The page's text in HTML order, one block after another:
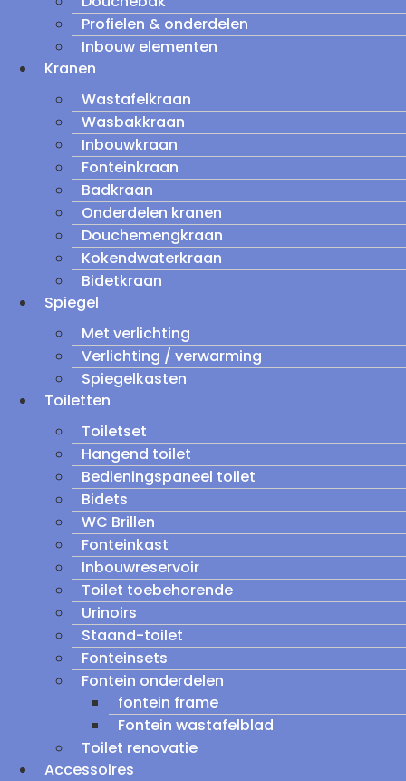
Profielen & onderdelen
Inbouw elementen
Kranen
Wastafelkraan
Wasbakkraan
Inbouwkraan
Fonteinkraan
Badkraan
Onderdelen kranen
Douchemengkraan
Kokendwaterkraan
Bidetkraan
Spiegel
Met verlichting
Verlichting / verwarming
Spiegelkasten
Toiletten
Toiletset
Hangend toilet
Bedieningspaneel toilet
Bidets
WC Brillen
Fonteinkast
Inbouwreservoir
Toilet toebehorende
Urinoirs
Staand-toilet
Fonteinsets
Fontein onderdelen
fontein frame
Fontein wastafelblad
Toilet renovatie
Accessoires